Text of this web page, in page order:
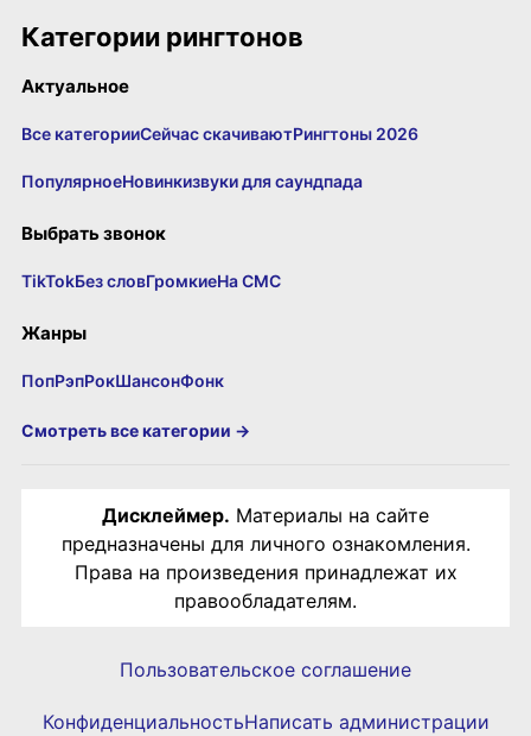
Категории рингтонов
Актуальное
Все категорииСейчас скачиваютРингтоны 2026
ПопулярноеНовинкизвуки для саундпада
Выбрать звонок
TikTokБез словГромкиеНа СМС
Жанры
ПопРэпРокШансонФонк
Смотреть все категории →
Дисклеймер. Материалы на сайте
предназначены для личного ознакомления.
Права на произведения принадлежат их
правообладателям.
Пользовательское соглашение
КонфиденциальностьНаписать администрации